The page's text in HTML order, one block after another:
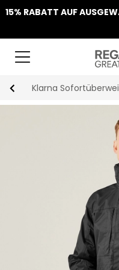
15% RABATT AUF
Klarna